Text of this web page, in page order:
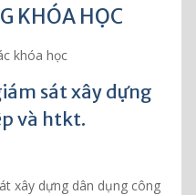
KHÓA HỌC
khóa học
sát xây dựng
và htkt.
xây dựng dân dụng công